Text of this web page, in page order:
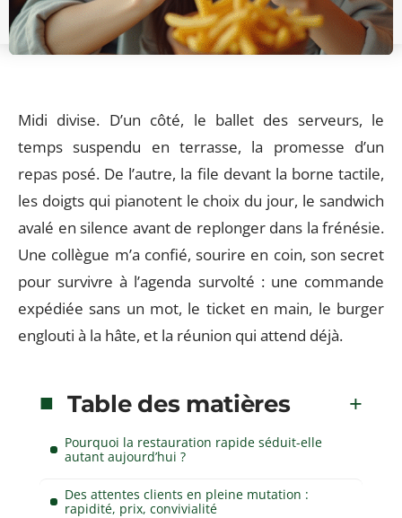
Midi divise. D’un côté, le ballet des serveurs, le
temps suspendu en terrasse, la promesse d’un
repas posé. De l’autre, la file devant la borne tactile,
les doigts qui pianotent le choix du jour, le sandwich
avalé en silence avant de replonger dans la frénésie.
Une collègue m’a confié, sourire en coin, son secret
pour survivre à l’agenda survolté : une commande
expédiée sans un mot, le ticket en main, le burger
englouti à la hâte, et la réunion qui attend déjà.
Table des matières
Pourquoi la restauration rapide séduit-elle
autant aujourd’hui ?
Des attentes clients en pleine mutation :
rapidité, prix, convivialité